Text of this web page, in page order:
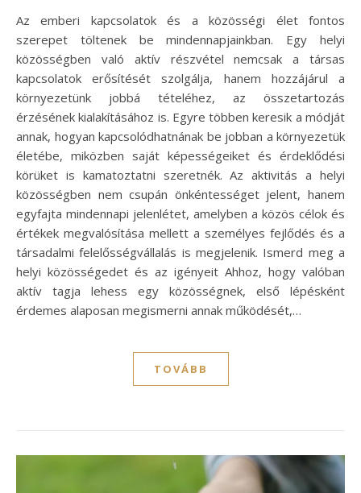
Az emberi kapcsolatok és a közösségi élet fontos
szerepet töltenek be mindennapjainkban. Egy helyi
közösségben való aktív részvétel nemcsak a társas
kapcsolatok erősítését szolgálja, hanem hozzájárul a
környezetünk jobbá tételéhez, az összetartozás
érzésének kialakításához is. Egyre többen keresik a módját
annak, hogyan kapcsolódhatnának be jobban a környezetük
életébe, miközben saját képességeiket és érdeklődési
körüket is kamatoztatni szeretnék. Az aktivitás a helyi
közösségben nem csupán önkéntességet jelent, hanem
egyfajta mindennapi jelenlétet, amelyben a közös célok és
értékek megvalósítása mellett a személyes fejlődés és a
társadalmi felelősségvállalás is megjelenik. Ismerd meg a
helyi közösségedet és az igényeit Ahhoz, hogy valóban
aktív tagja lehess egy közösségnek, első lépésként
érdemes alaposan megismerni annak működését,…
TOVÁBB